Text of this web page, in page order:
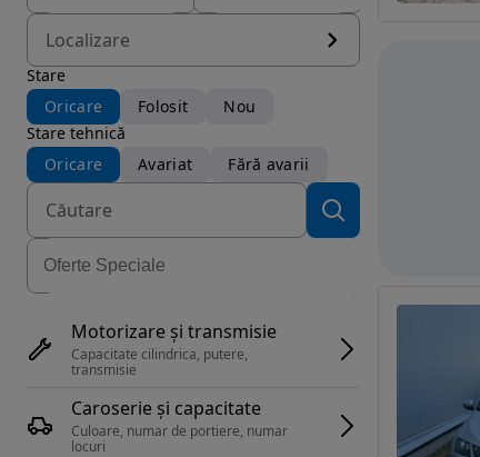
Localizare
Stare
Oricare
Folosit
Nou
Stare tehnică
Oricare
Avariat Fără avarii
Motorizare și transmisie
Capacitate cilindrica, putere,
transmisie
Caroserie și capacitate
Culoare, numar de portiere, numar
locuri